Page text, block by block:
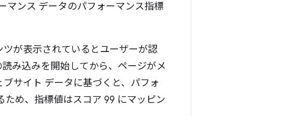
マンス データのパフォーマンス指標
が表示されているとユーザーが認
み込みを開始してから、ページがメ
サイト データに基づくと、パフォ
め、指標値はスコア 99 にマッピン